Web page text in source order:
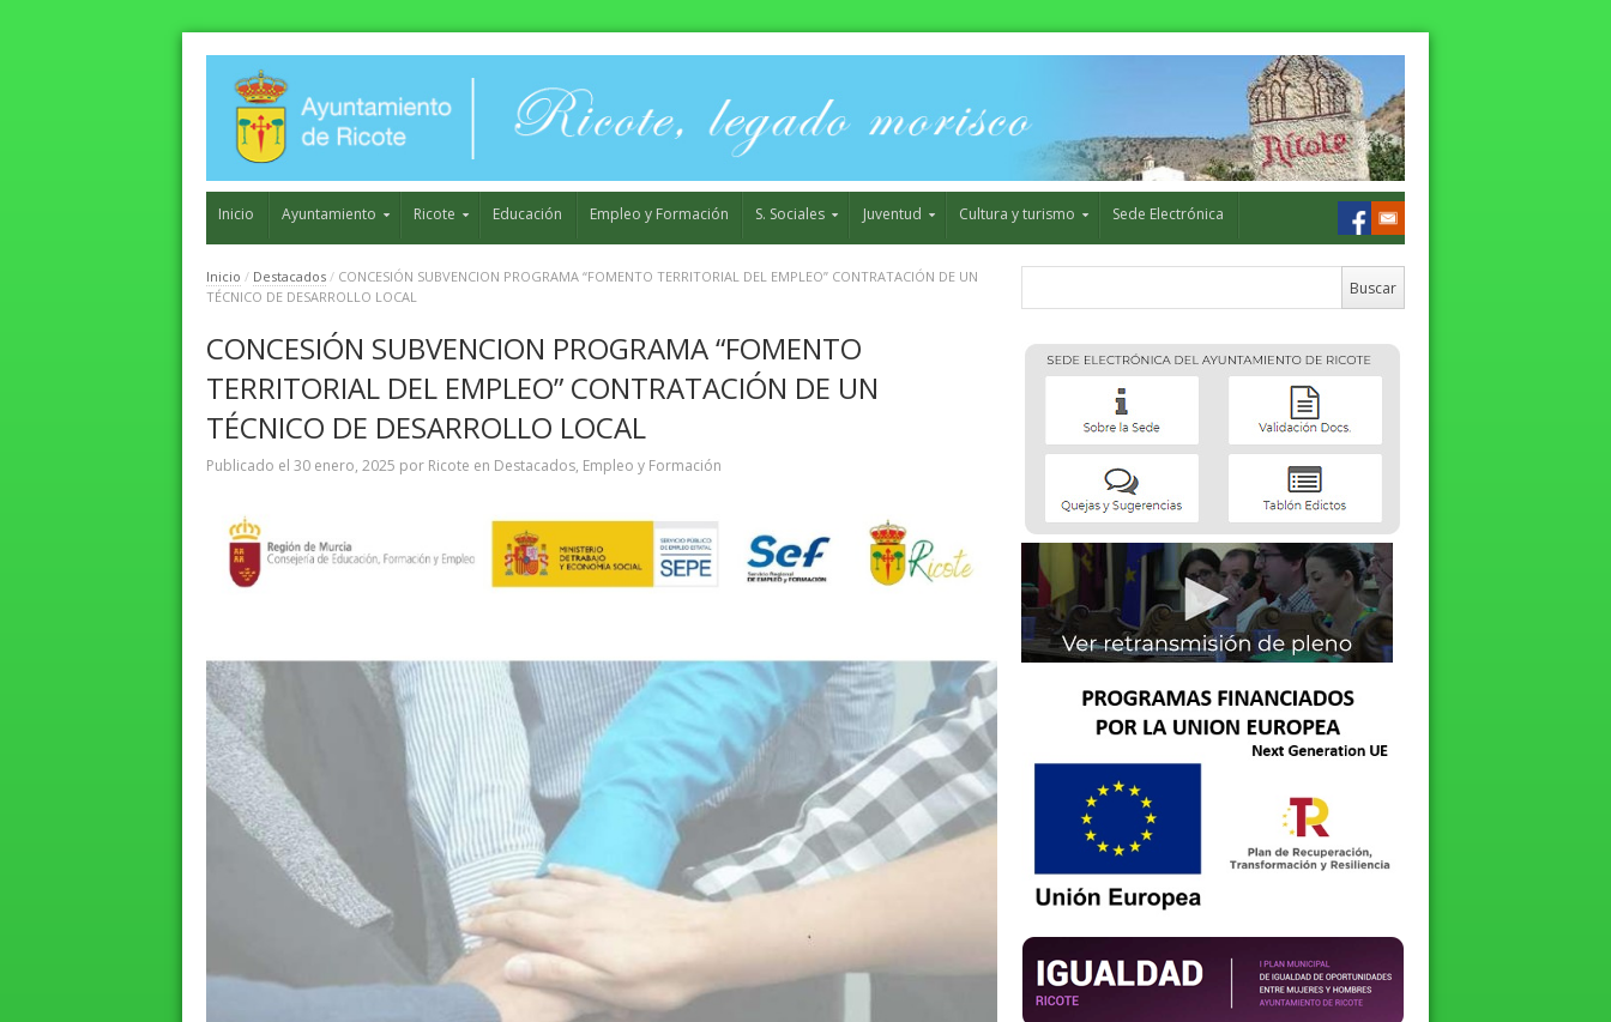
Inicio Ayuntamiento Ricote Educación Empleo y Formación S. Sociales Juventud Cultura y turismo Sede Electrónica
Inicio / Destacados / CONCESIÓN SUBVENCION PROGRAMA “FOMENTO TERRITORIAL DEL EMPLEO” CONTRATACIÓN DE UN
TÉCNICO DE DESARROLLO LOCAL
CONCESIÓN SUBVENCION PROGRAMA “FOMENTO
TERRITORIAL DEL EMPLEO” CONTRATACIÓN DE UN
TÉCNICO DE DESARROLLO LOCAL
Publicado el 30 enero, 2025 por Ricote en Destacados, Empleo y Formación